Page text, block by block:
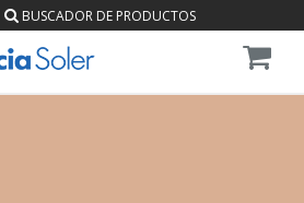
BUSCADOR DE PRODUCTOS